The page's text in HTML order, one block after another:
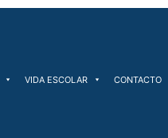
VIDA ESCOLAR CONTACTO